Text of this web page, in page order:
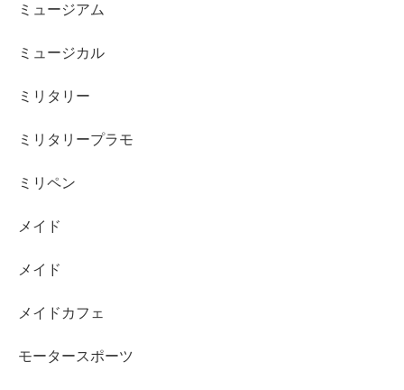
ミュージアム
ミュージカル
ミリタリー
ミリタリープラモ
ミリペン
メイド
メイド
メイドカフェ
モータースポーツ